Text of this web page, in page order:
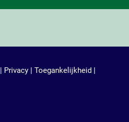
Privacy Toegankelijkheid